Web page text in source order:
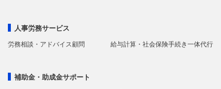
人事労務サービス
労務相談・アドバイス顧問 給与計算・社会保険手続き一体代行
補助金・助成金サポート